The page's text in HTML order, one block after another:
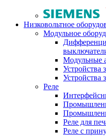
Низковольтное
Модульное
Модульные
Устройства
Устройства
Реле
Реле для
Реле с